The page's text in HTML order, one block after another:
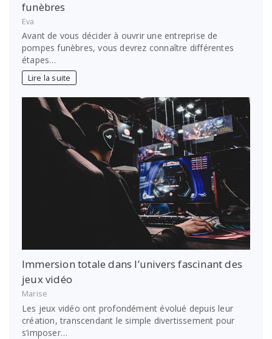
funèbres
Eva
Avant de vous décider à ouvrir une entreprise de
pompes funèbres, vous devrez connaître différentes
étapes…
Lire la suite
Immersion totale dans l’univers fascinant des
jeux vidéo
Marise
Les jeux vidéo ont profondément évolué depuis leur
création, transcendant le simple divertissement pour
s’imposer…